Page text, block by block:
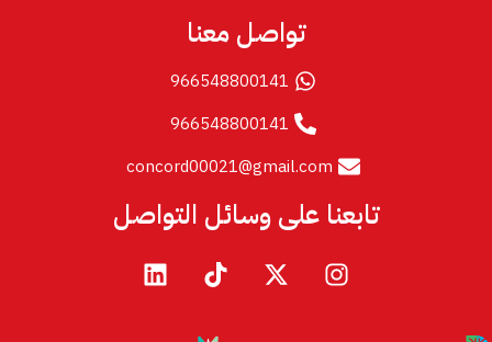
تواصل معنا
966548800141
966548800141
concord00021@gmail.com
تابعنا على وسائل التواصل